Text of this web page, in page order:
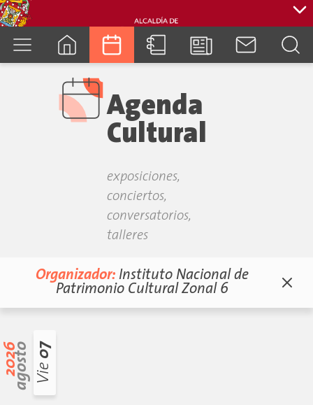
Agenda
Cultural
exposiciones,
conciertos,
conversatorios,
talleres
Organizador: Instituto Nacional de
Patrimonio Cultural Zonal 6
2026agosto Vie
07